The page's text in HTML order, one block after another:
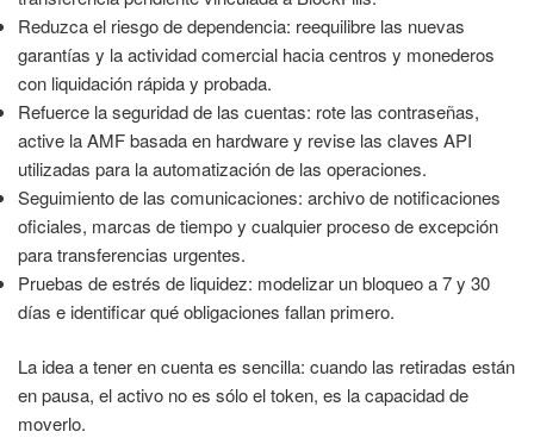
Reduzca el riesgo de dependencia: reequilibre las nuevas
garantías y la actividad comercial hacia centros y monederos
con liquidación rápida y probada.
Refuerce la seguridad de las cuentas: rote las contraseñas,
active la AMF basada en hardware y revise las claves API
utilizadas para la automatización de las operaciones.
Seguimiento de las comunicaciones: archivo de notificaciones
oficiales, marcas de tiempo y cualquier proceso de excepción
para transferencias urgentes.
Pruebas de estrés de liquidez: modelizar un bloqueo a 7 y 30
días e identificar qué obligaciones fallan primero.
La idea a tener en cuenta es sencilla: cuando las retiradas están
en pausa, el activo no es sólo el token, es la capacidad de
moverlo.